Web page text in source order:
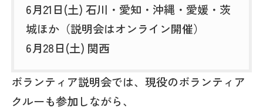
6月21日(土) 石川・愛知・沖縄・愛媛・茨
城ほか（説明会はオンライン開催）
6月28日(土) 関西
ボランティア説明会では、現役のボランティア
クルーも参加しながら、